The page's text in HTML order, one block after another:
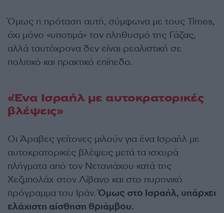
Όμως η πρόταση αυτή, σύμφωνα με τους Times,
όχι μόνο «υποτιμά» τον πληθυσμό της Γάζας,
αλλά ταυτόχρονα δεν είναι ρεαλιστική σε
πολιτικό και πρακτικό επίπεδο.
«Ένα Ισραήλ με αυτοκρατορικές
βλέψεις»
Οι Άραβες γείτονες μιλούν για ένα Ισραήλ με
αυτοκρατορικές βλέψεις μετά τα ισχυρά
πλήγματα από τον Νετανιάχου κατά της
Χεζμπολάχ στον Λίβανο και στο πυρηνικό
πρόγραμμα του Ιράν.Όμως στο Ισραήλ, υπάρχει
ελάχιστη αίσθηση θριάμβου.